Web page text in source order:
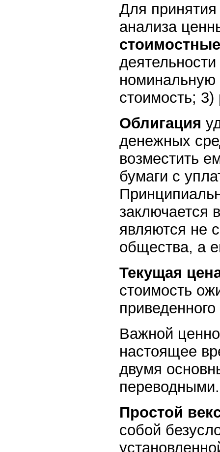
Для
анализа
номинальную
стоимость;
Облигация
денежных
возместить
бумаги с
заключается
являются не
общества, а
Текущая
стоимость
Важной
настоящее
двумя
переводными.
Простой
собой